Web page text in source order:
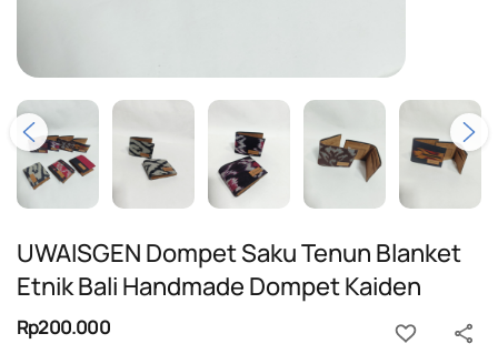
UWAISGEN Dompet Saku Tenun Blanket
Etnik Bali Handmade Dompet Kaiden
Rp200.000